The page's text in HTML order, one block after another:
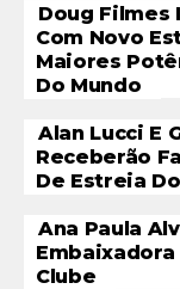
Doug Filmes
Com Novo
Maiores
Do Mundo
Alan Lucci E
Receberão
De Estreia
Ana Paula
Clube